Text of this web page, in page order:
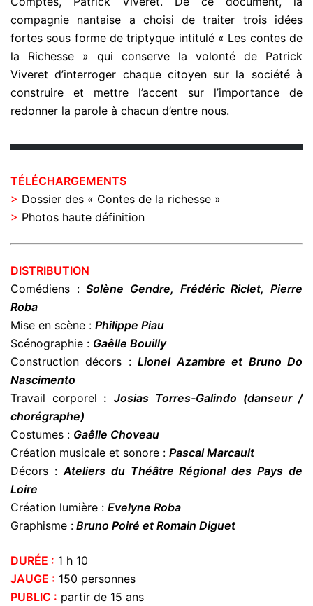
compagnie nantaise a choisi de traiter trois idées
fortes sous forme de triptyque intitulé « Les contes de
la Richesse » qui conserve la volonté de Patrick
Viveret d’interroger chaque citoyen sur la société à
construire et mettre l’accent sur l’importance de
redonner la parole à chacun d’entre nous.
TÉLÉCHARGEMENTS
> Dossier des « Contes de la richesse »
> Photos haute définition
DISTRIBUTION
Comédiens :Solène Gendre, Frédéric Riclet, Pierre
Roba
Mise en scène : Philippe Piau
Scénographie : Gaêlle Bouilly
Construction décors :Lionel Azambre et Bruno Do
Nascimento
Travail corporel : Josias Torres-Galindo (danseur /
chorégraphe)
Costumes : Gaêlle Choveau
Création musicale et sonore : Pascal Marcault
Décors :Ateliers du Théâtre Régional des Pays de
Loire
Création lumière : Evelyne Roba
Graphisme : Bruno Poiré et Romain Diguet
DURÉE : 1 h 10
JAUGE : 150 personnes
PUBLIC : partir de 15 ans